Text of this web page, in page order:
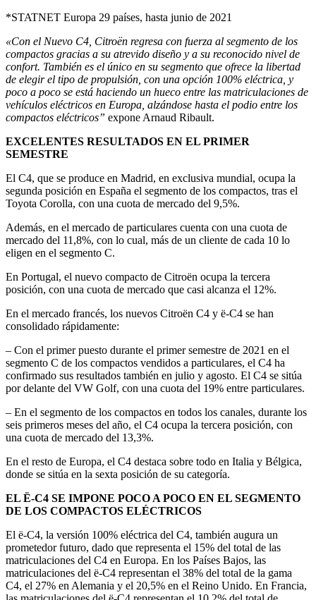
*STATNET Europa 29 países, hasta junio de 2021
«Con el Nuevo C4, Citroën regresa con fuerza al segmento de los
compactos gracias a su atrevido diseño y a su reconocido nivel de
confort. También es el único en su segmento que ofrece la libertad
de elegir el tipo de propulsión, con una opción 100% eléctrica, y
poco a poco se está haciendo un hueco entre las matriculaciones de
vehículos eléctricos en Europa, alzándose hasta el podio entre los
compactos eléctricos” expone Arnaud Ribault.
EXCELENTES RESULTADOS EN EL PRIMER
SEMESTRE
El C4, que se produce en Madrid, en exclusiva mundial, ocupa la
segunda posición en España el segmento de los compactos, tras el
Toyota Corolla, con una cuota de mercado del 9,5%.
Además, en el mercado de particulares cuenta con una cuota de
mercado del 11,8%, con lo cual, más de un cliente de cada 10 lo
eligen en el segmento C.
En Portugal, el nuevo compacto de Citroën ocupa la tercera
posición, con una cuota de mercado que casi alcanza el 12%.
En el mercado francés, los nuevos Citroën C4 y ë-C4 se han
consolidado rápidamente:
– Con el primer puesto durante el primer semestre de 2021 en el
segmento C de los compactos vendidos a particulares, el C4 ha
confirmado sus resultados también en julio y agosto. El C4 se sitúa
por delante del VW Golf, con una cuota del 19% entre particulares.
– En el segmento de los compactos en todos los canales, durante los
seis primeros meses del año, el C4 ocupa la tercera posición, con
una cuota de mercado del 13,3%.
En el resto de Europa, el C4 destaca sobre todo en Italia y Bélgica,
donde se sitúa en la sexta posición de su categoría.
EL Ë-C4 SE IMPONE POCO A POCO EN EL SEGMENTO
DE LOS COMPACTOS ELÉCTRICOS
El ë-C4, la versión 100% eléctrica del C4, también augura un
prometedor futuro, dado que representa el 15% del total de las
matriculaciones del C4 en Europa. En los Países Bajos, las
matriculaciones del ë-C4 representan el 38% del total de la gama
C4, el 27% en Alemania y el 20,5% en el Reino Unido. En Francia,